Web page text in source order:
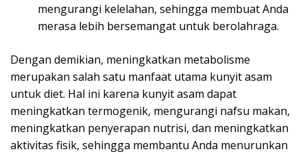
mengurangi kelelahan, sehingga membuat Anda
merasa lebih bersemangat untuk berolahraga.
Dengan demikian, meningkatkan metabolisme
merupakan salah satu manfaat utama kunyit asam
untuk diet. Hal ini karena kunyit asam dapat
meningkatkan termogenik, mengurangi nafsu makan,
meningkatkan penyerapan nutrisi, dan meningkatkan
aktivitas fisik, sehingga membantu Anda menurunkan